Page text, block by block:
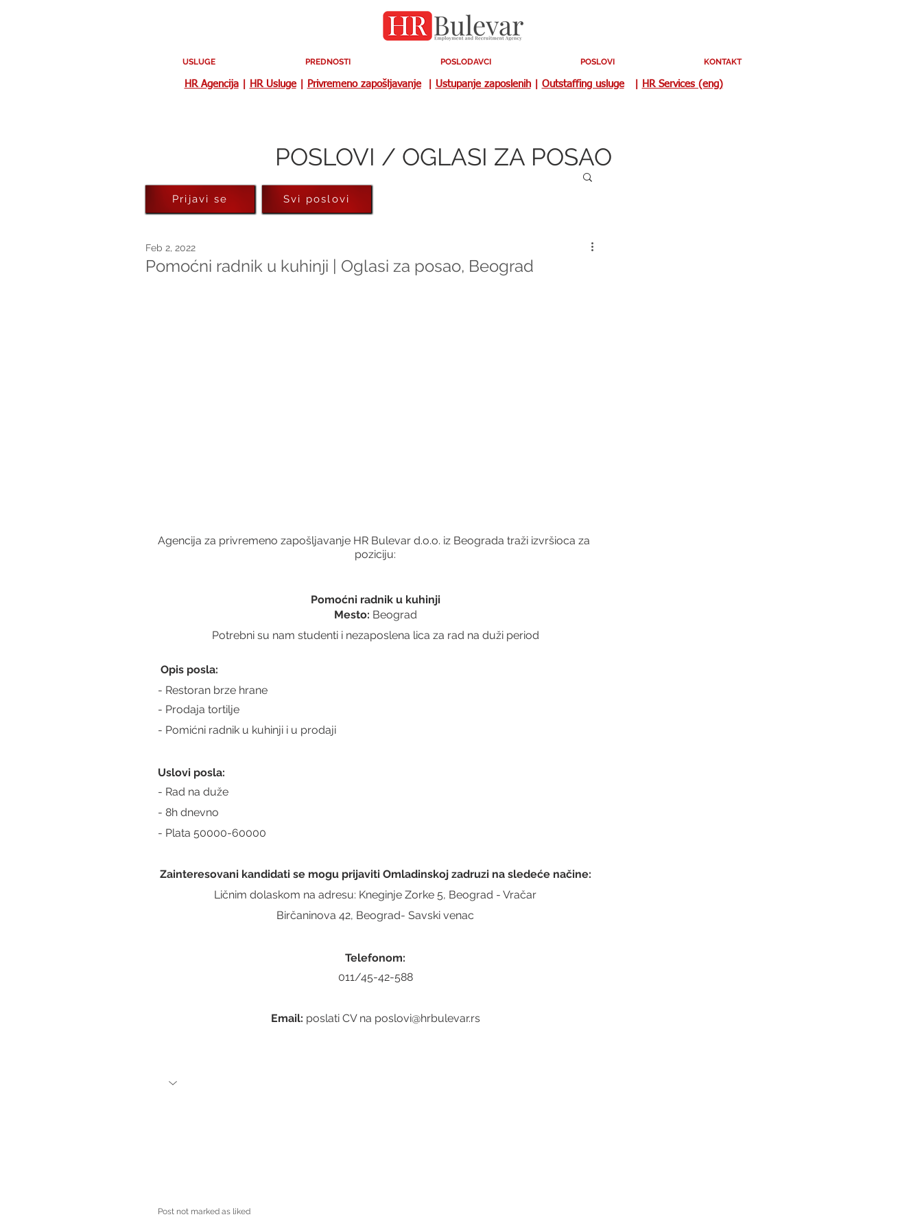
USLUGE PREDNOSTI POSLODAVCI POSLOVI KONTAKT
HR Agencija| HR Usluge| Privremeno zapošljavanje| Ustupanje zaposlenih| Outstaffing usluge| HR Services (eng)
POSLOVI / OGLASI ZA POSAO
Pomoćni radnik u kuhinji | Oglasi za posao, Beograd
Feb 2, 2022
Agencija za privremeno zapošljavanje HR Bulevar d.o.o. iz Beograda traži izvršioca za
poziciju:
Pomoćni radnik u kuhinji
Mesto: Beograd
Potrebni su nam studenti i nezaposlena lica za rad na duži period
Opis posla:
- Restoran brze hrane
- Prodaja tortilje
- Pomićni radnik u kuhinji i u prodaji
Uslovi posla:
- Rad na duže
- 8h dnevno
- Plata 50000-60000
Zainteresovani kandidati se mogu prijaviti Omladinskoj zadruzi na sledeće načine:
Ličnim dolaskom na adresu: Kneginje Zorke 5, Beograd - Vračar
Birčaninova 42, Beograd- Savski venac
Telefonom:
011/45-42-588
Email: poslati CV na poslovi@hrbulevar.rs
Post not marked as liked
Prijavi se Svi poslovi